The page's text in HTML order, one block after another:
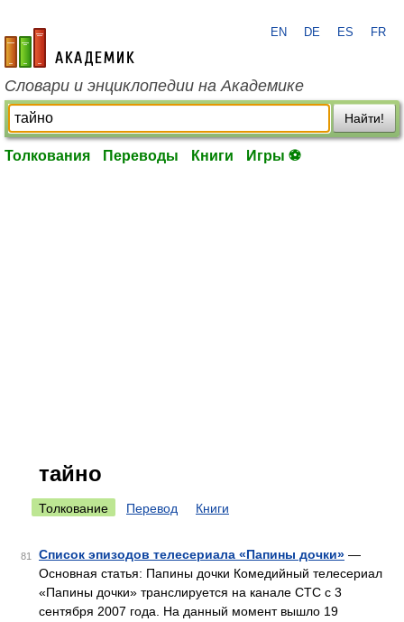
academic.ru
EN DE ES FR
Словари и энциклопедии на Академике
Найти!
Толкования Переводы Книги Игры ⚽
тайно
Толкование Перевод Книги
81 Список эпизодов телесериала «Папины дочки» —
Основная статья: Папины дочки Комедийный телесериал
«Папины дочки» транслируется на канале СТС с 3
сентября 2007 года. На данный момент вышло 19